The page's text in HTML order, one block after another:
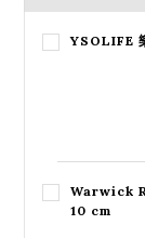
YSOLIFE
Warwick
10 cm